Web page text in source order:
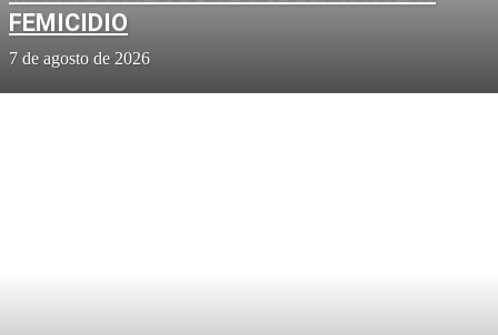
FEMICIDIO
7 de agosto de 2026